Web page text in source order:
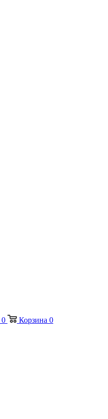
0 Корзина 0